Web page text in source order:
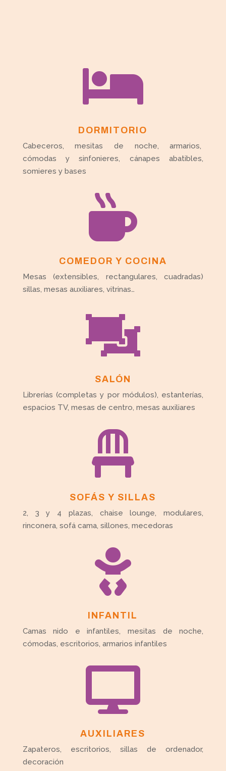

DORMITORIO
Cabeceros, mesitas de noche, armarios,
cómodas y sinfonieres, cánapes abatibles,
somieres y bases

COMEDOR Y COCINA
Mesas (extensibles, rectangulares, cuadradas)
sillas, mesas auxiliares, vitrinas…

SALÓN
Librerías (completas y por módulos), estanterías,
espacios TV, mesas de centro, mesas auxiliares

SOFÁS Y SILLAS
2, 3 y 4 plazas, chaise lounge, modulares,
rinconera, sofá cama, sillones, mecedoras

INFANTIL
Camas nido e infantiles, mesitas de noche,
cómodas, escritorios, armarios infantiles

AUXILIARES
Zapateros, escritorios, sillas de ordenador,
decoración